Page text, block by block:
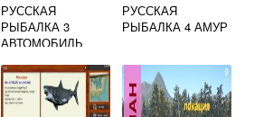
РУССКАЯ
РЫБАЛКА 3
АВТОМОБИЛЬ
РУССКАЯ
РЫБАЛКА 4 АМУР